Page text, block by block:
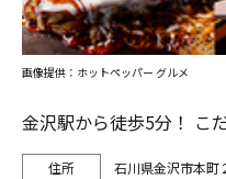
金沢駅から徒歩5分！ こ
石川県金沢市本町
画像提供：ホットペッパー グルメ